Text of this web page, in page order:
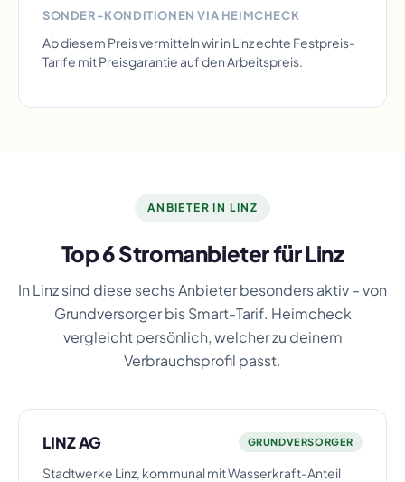
SONDER-KONDITIONEN VIA HEIMCHECK
Ab diesem Preis vermitteln wir in Linz echte Festpreis-
Tarife mit Preisgarantie auf den Arbeitspreis.
ANBIETER IN LINZ
Top 6 Stromanbieter für Linz
In Linz sind diese sechs Anbieter besonders aktiv – von
Grundversorger bis Smart-Tarif. Heimcheck
vergleicht persönlich, welcher zu deinem
Verbrauchsprofil passt.
LINZ AG GRUNDVERSORGER
Stadtwerke Linz, kommunal mit Wasserkraft-Anteil